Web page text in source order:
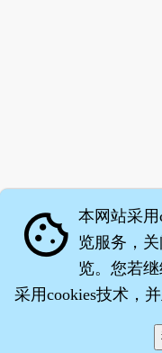
cookie 本网站采用
览服务，
览。您若
采用cookies技术，